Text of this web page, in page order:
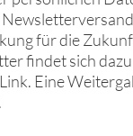
für die
findet sich
Eine